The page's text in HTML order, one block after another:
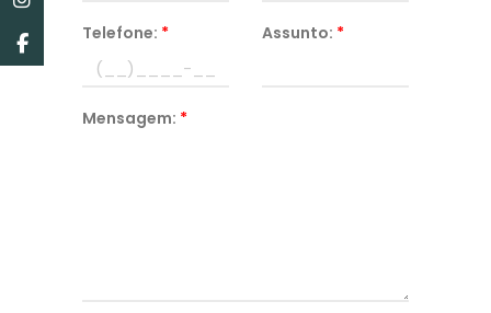
Telefone: * Assunto: *
Mensagem: *